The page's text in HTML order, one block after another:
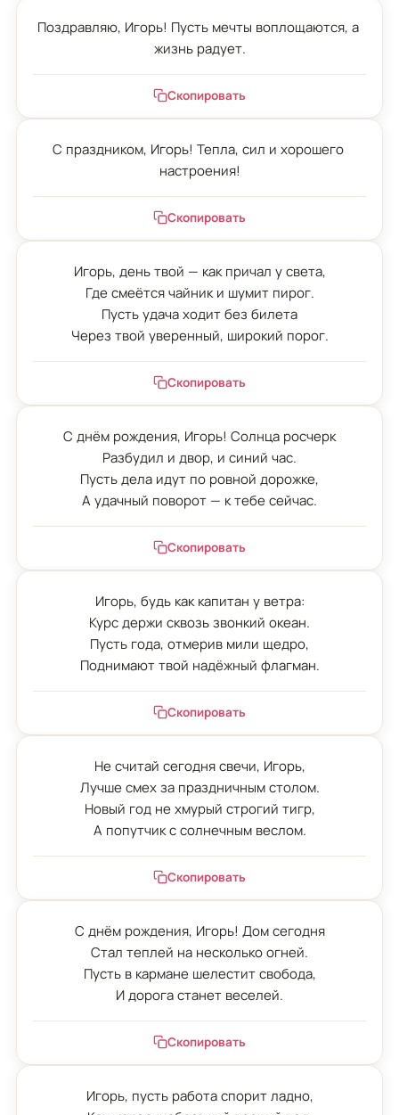
Поздравляю, Игорь! Пусть мечты воплощаются, а
жизнь радует.
Скопировать
С праздником, Игорь! Тепла, сил и хорошего
настроения!
Скопировать
Игорь, день твой — как причал у света,
Где смеётся чайник и шумит пирог.
Пусть удача ходит без билета
Через твой уверенный, широкий порог.
Скопировать
С днём рождения, Игорь! Солнца росчерк
Разбудил и двор, и синий час.
Пусть дела идут по ровной дорожке,
А удачный поворот — к тебе сейчас.
Скопировать
Игорь, будь как капитан у ветра:
Курс держи сквозь звонкий океан.
Пусть года, отмерив мили щедро,
Поднимают твой надёжный флагман.
Скопировать
Не считай сегодня свечи, Игорь,
Лучше смех за праздничным столом.
Новый год не хмурый строгий тигр,
А попутчик с солнечным веслом.
Скопировать
С днём рождения, Игорь! Дом сегодня
Стал теплей на несколько огней.
Пусть в кармане шелестит свобода,
И дорога станет веселей.
Скопировать
Игорь, пусть работа спорит ладно,